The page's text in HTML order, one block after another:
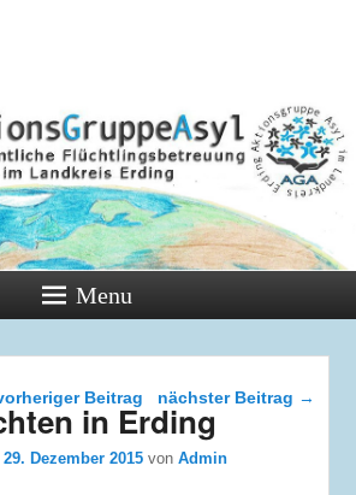
Menu
Beitrag nächster Beitrag →
in Erding
29. Dezember 2015 vonAdmin